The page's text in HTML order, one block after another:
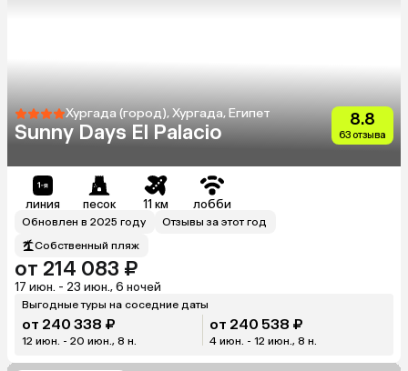
Хургада (город), Хургада, Египет
Sunny Days El Palacio
8.8
63 отзыва
линия песок 11 км лобби
Обновлен в 2025 году
Отзывы за этот год
Собственный пляж
от 214 083 ₽
17 июн. - 23 июн., 6 ночей
Выгодные туры на соседние даты
от 240 338 ₽
12 июн. - 20 июн., 8 н.
от 240 538 ₽
4 июн. - 12 июн., 8 н.